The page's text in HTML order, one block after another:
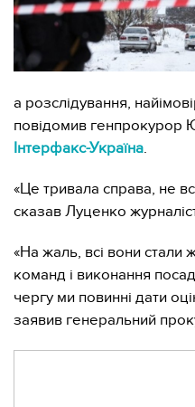
а розслідування,
повідомив генпрокурор
Інтерфакс-Україна.
«Це тривала справа, не
сказав Луценко
«На жаль, всі вони
команд і виконання
чергу ми повинні дати
заявив генеральний